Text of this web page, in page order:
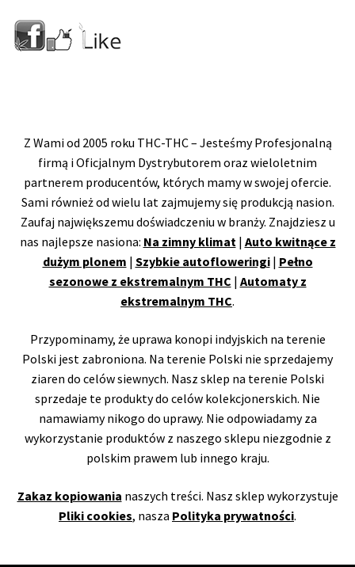
Z Wami od 2005 roku THC-THC – Jesteśmy Profesjonalną
firmą i Oficjalnym Dystrybutorem oraz wieloletnim
partnerem producentów, których mamy w swojej ofercie.
Sami również od wielu lat zajmujemy się produkcją nasion.
Zaufaj największemu doświadczeniu w branży. Znajdziesz u
nas najlepsze nasiona: Na zimny klimat| Auto kwitnące z
dużym plonem | Szybkie autofloweringi| Pełno
sezonowe z ekstremalnym THC | Automaty z
ekstremalnym THC.
Przypominamy, że uprawa konopi indyjskich na terenie
Polski jest zabroniona. Na terenie Polski nie sprzedajemy
ziaren do celów siewnych. Nasz sklep na terenie Polski
sprzedaje te produkty do celów kolekcjonerskich. Nie
namawiamy nikogo do uprawy. Nie odpowiadamy za
wykorzystanie produktów z naszego sklepu niezgodnie z
polskim prawem lub innego kraju.
Zakaz kopiowania naszych treści. Nasz sklep wykorzystuje
Pliki cookies, nasza Polityka prywatności.